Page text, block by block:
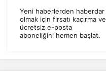
Yeni haberlerden haberdar
olmak için fırsatı kaçırma ve
ücretsiz e-posta
aboneliğini hemen başlat.